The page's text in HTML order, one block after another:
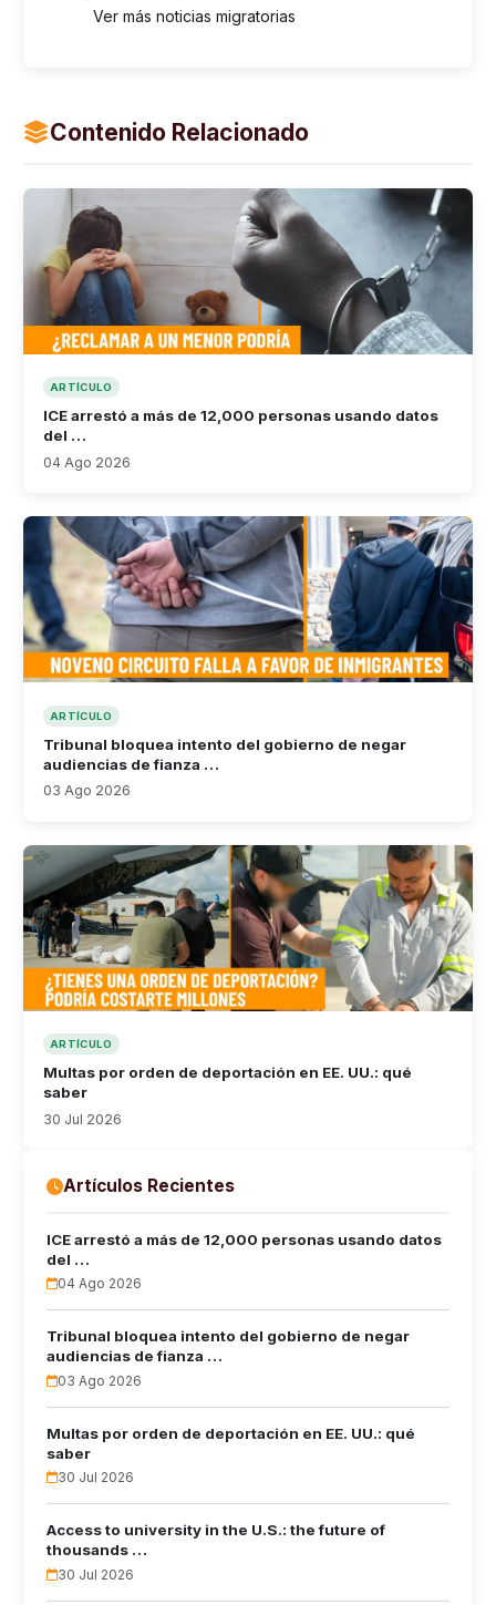
Ver más noticias migratorias
Contenido Relacionado
ARTÍCULO
ICE arrestó a más de 12,000 personas usando datos
del …
04 Ago 2026
ARTÍCULO
Tribunal bloquea intento del gobierno de negar
audiencias de fianza …
03 Ago 2026
ARTÍCULO
Multas por orden de deportación en EE. UU.: qué
saber
30 Jul 2026
Artículos Recientes
ICE arrestó a más de 12,000 personas usando datos
del …
04 Ago 2026
Tribunal bloquea intento del gobierno de negar
audiencias de fianza …
03 Ago 2026
Multas por orden de deportación en EE. UU.: qué
saber
30 Jul 2026
Access to university in the U.S.: the future of
thousands …
30 Jul 2026